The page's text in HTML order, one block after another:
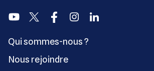
YoutubeTwitter FacebookInstagramLinkedin
Qui sommes-nous ?
Nous rejoindre